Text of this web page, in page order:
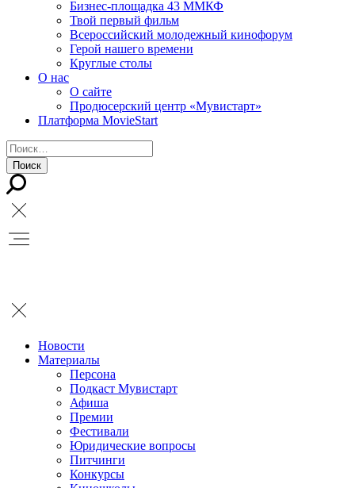
Бизнес-площадка 43 ММКФ
Твой первый фильм
Всероссийский молодежный кинофорум
Герой нашего времени
Круглые столы
О нас
О сайте
Продюсерский центр «Мувистарт»
Платформа MovieStart
Новости
Материалы
Персона
Подкаст Мувистарт
Афиша
Премии
Фестивали
Юридические вопросы
Питчинги
Конкурсы